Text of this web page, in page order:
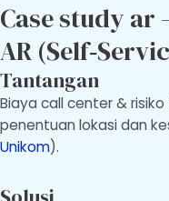
Case study ar
AR
Tantangan
Biaya call center &
penentuan lokasi dan
Unikom).